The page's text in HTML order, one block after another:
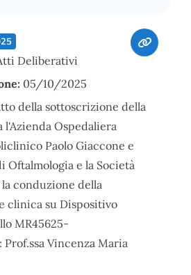
Deliberativi
05/10/2025
della sottoscrizione della
l'Azienda Ospedaliera
Paolo Giaccone e
Oftalmologia e la Società
la conduzione della
clinica su Dispositivo
MR45625-
Vincenza Maria